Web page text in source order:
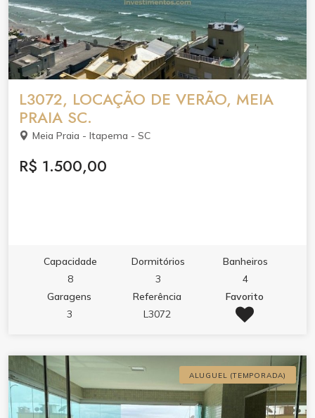
L3072, LOCAÇÃO DE VERÃO, MEIA
PRAIA SC.
Meia Praia - Itapema - SC
R$ 1.500,00
Capacidade
8
Dormitórios
3
Banheiros
4
Garagens
3
Referência
L3072
Favorito
ALUGUEL (TEMPORADA)